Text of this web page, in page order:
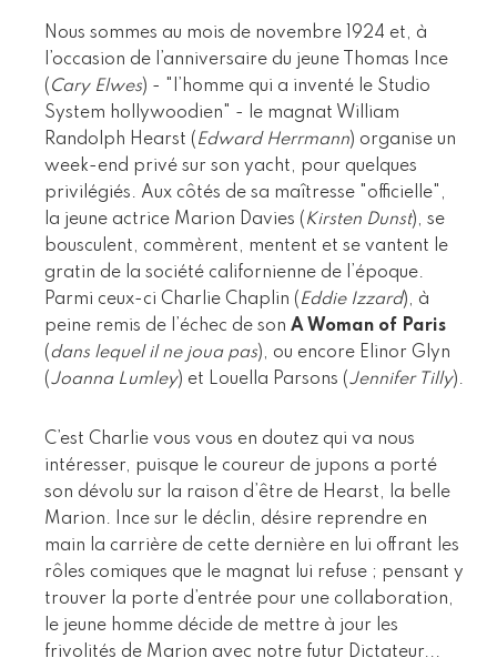
Nous sommes au mois de novembre 1924 et, à
l’occasion de l’anniversaire du jeune Thomas Ince
( Cary Elwes) - "l’homme qui a inventé le Studio
System hollywoodien" - le magnat William
Randolph Hearst ( Edward Herrmann) organise un
week-end privé sur son yacht, pour quelques
privilégiés. Aux côtés de sa maîtresse "officielle",
la jeune actrice Marion Davies ( Kirsten Dunst), se
bousculent, commèrent, mentent et se vantent le
gratin de la société californienne de l’époque.
Parmi ceux-ci Charlie Chaplin ( Eddie Izzard), à
peine remis de l’échec de son A Woman of Paris
(dans lequel il ne joua pas), ou encore Elinor Glyn
(Joanna Lumley) et Louella Parsons (Jennifer Tilly).
C’est Charlie vous vous en doutez qui va nous
intéresser, puisque le coureur de jupons a porté
son dévolu sur la raison d’être de Hearst, la belle
Marion. Ince sur le déclin, désire reprendre en
main la carrière de cette dernière en lui offrant les
rôles comiques que le magnat lui refuse ; pensant y
trouver la porte d’entrée pour une collaboration,
le jeune homme décide de mettre à jour les
frivolités de Marion avec notre futur Dictateur...